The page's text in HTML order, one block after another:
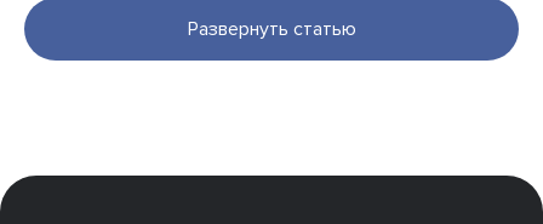
Развернуть статью
натуральным камнем и тёмным клинкерным кирпичом.
Панорамные окна украсили французскими балконами.
На внутренней территории обустроили зелёный двор